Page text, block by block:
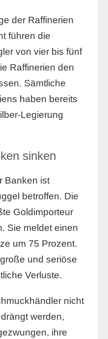
der Raffinerien
führen die
von vier bis fünf
Raffinerien den
Sämtliche
haben bereits
Legierung
sinken
Banken ist
betroffen. Die
Goldimporteur
Sie meldet einen
um 75 Prozent.
und seriöse
Verluste.
nicht
werden,
ihre